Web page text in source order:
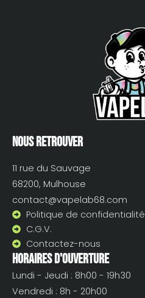
Nous retrouver
11 rue du Sauvage
68200, Mulhouse
contact@vapelab68.com
Politique de confidentialité
C.G.V.
Contactez-nous
Horaires d'ouverture
Lundi - Jeudi : 8h00 - 19h30
Vendredi : 8h - 20h00